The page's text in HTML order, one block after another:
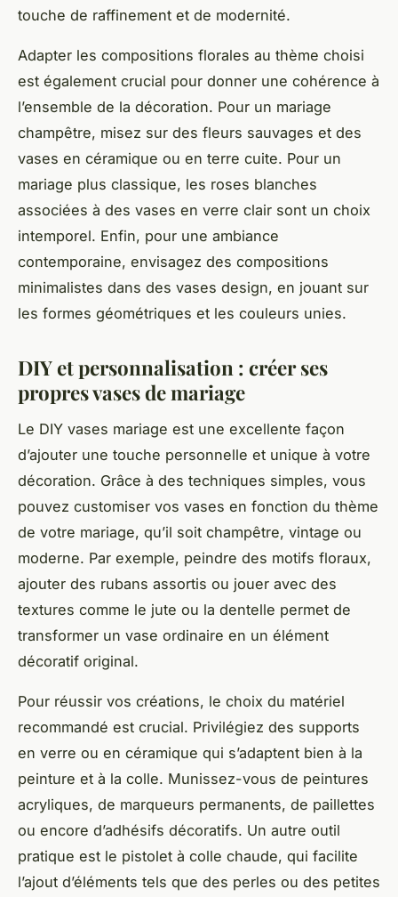
touche de raffinement et de modernité.
Adapter les compositions florales au thème choisi
est également crucial pour donner une cohérence à
l’ensemble de la décoration. Pour un mariage
champêtre, misez sur des fleurs sauvages et des
vases en céramique ou en terre cuite. Pour un
mariage plus classique, les roses blanches
associées à des vases en verre clair sont un choix
intemporel. Enfin, pour une ambiance
contemporaine, envisagez des compositions
minimalistes dans des vases design, en jouant sur
les formes géométriques et les couleurs unies.
DIY et personnalisation : créer ses
propres vases de mariage
Le DIY vases mariage est une excellente façon
d’ajouter une touche personnelle et unique à votre
décoration. Grâce à des techniques simples, vous
pouvez customiser vos vases en fonction du thème
de votre mariage, qu’il soit champêtre, vintage ou
moderne. Par exemple, peindre des motifs floraux,
ajouter des rubans assortis ou jouer avec des
textures comme le jute ou la dentelle permet de
transformer un vase ordinaire en un élément
décoratif original.
Pour réussir vos créations, le choix du matériel
recommandé est crucial. Privilégiez des supports
en verre ou en céramique qui s’adaptent bien à la
peinture et à la colle. Munissez-vous de peintures
acryliques, de marqueurs permanents, de paillettes
ou encore d’adhésifs décoratifs. Un autre outil
pratique est le pistolet à colle chaude, qui facilite
l’ajout d’éléments tels que des perles ou des petites